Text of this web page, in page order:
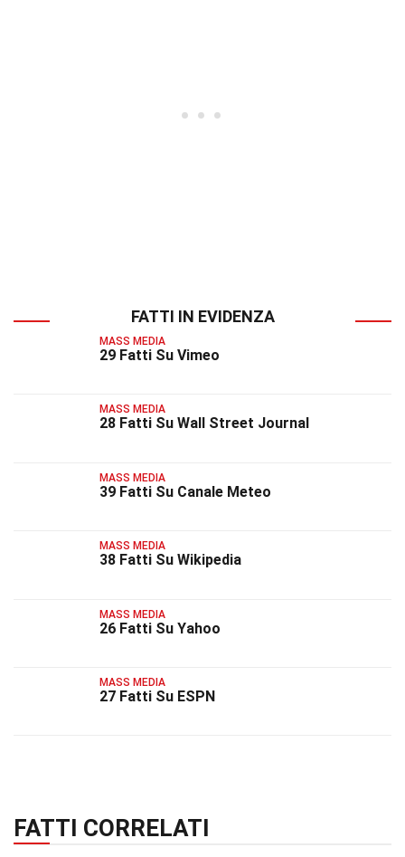
FATTI IN EVIDENZA
MASS MEDIA
29 Fatti Su Vimeo
MASS MEDIA
28 Fatti Su Wall Street Journal
MASS MEDIA
39 Fatti Su Canale Meteo
MASS MEDIA
38 Fatti Su Wikipedia
MASS MEDIA
26 Fatti Su Yahoo
MASS MEDIA
27 Fatti Su ESPN
FATTI CORRELATI